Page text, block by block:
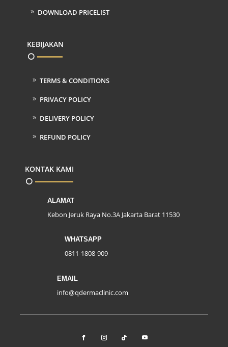
DOWNLOAD PRICELIST
KEBIJAKAN
TERMS & CONDITIONS
PRIVACY POLICY
DELIVERY POLICY
REFUND POLICY
KONTAK KAMI
ALAMAT
Kebon Jeruk Raya No.3A Jakarta Barat 11530
WHATSAPP
0811-1808-909
EMAIL
info@qdermaclinic.com